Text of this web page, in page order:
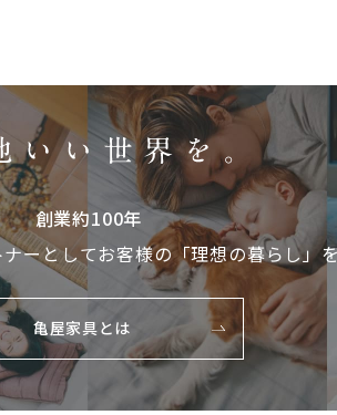
創業約100年
ーとしてお客様の「理想の暮らし」
亀屋家具とは